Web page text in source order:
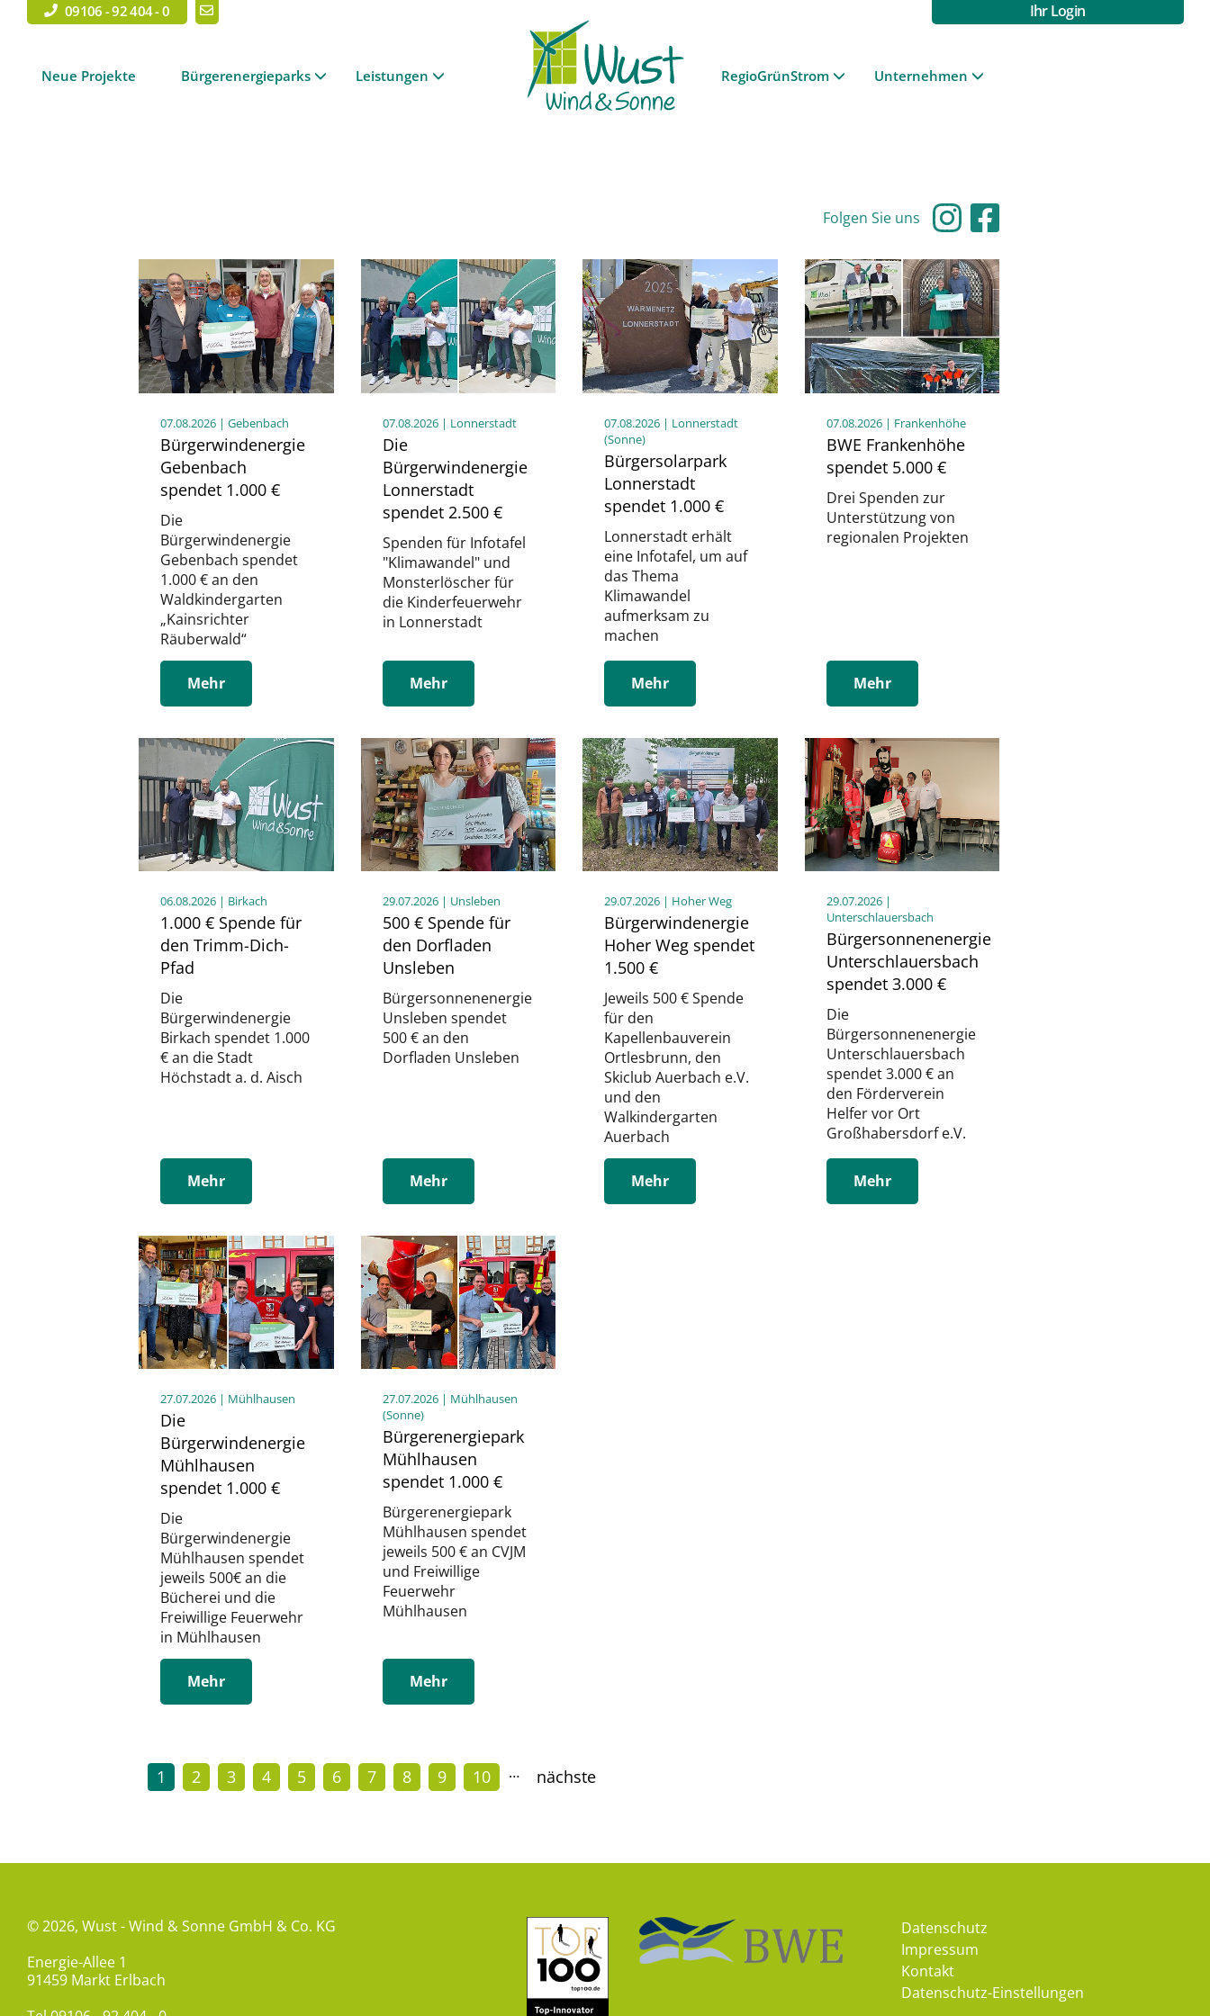
09106 - 92 404 - 0 Ihr Login
Neue Projekte Bürgerenergieparks Leistungen RegioGrünStrom Unternehmen
Folgen Sie uns
07.08.2026 | Gebenbach
Bürgerwindenergie
Gebenbach
spendet 1.000 €
Die
Bürgerwindenergie
Gebenbach spendet
1.000 € an den
Waldkindergarten
„Kainsrichter
Räuberwald“
Mehr
07.08.2026 | Lonnerstadt
Die
Bürgerwindenergie
Lonnerstadt
spendet 2.500 €
Spenden für Infotafel
"Klimawandel" und
Monsterlöscher für
die Kinderfeuerwehr
in Lonnerstadt
Mehr
07.08.2026 | Lonnerstadt
(Sonne)
Bürgersolarpark
Lonnerstadt
spendet 1.000 €
Lonnerstadt erhält
eine Infotafel, um auf
das Thema
Klimawandel
aufmerksam zu
machen
Mehr
07.08.2026 | Frankenhöhe
BWE Frankenhöhe
spendet 5.000 €
Drei Spenden zur
Unterstützung von
regionalen Projekten
Mehr
06.08.2026 | Birkach
1.000 € Spende für
den Trimm-Dich-
Pfad
Die
Bürgerwindenergie
Birkach spendet 1.000
€ an die Stadt
Höchstadt a. d. Aisch
Mehr
29.07.2026 | Unsleben
500 € Spende für
den Dorfladen
Unsleben
Bürgersonnenenergie
Unsleben spendet
500 € an den
Dorfladen Unsleben
Mehr
29.07.2026 | Hoher Weg
Bürgerwindenergie
Hoher Weg spendet
1.500 €
Jeweils 500 € Spende
für den
Kapellenbauverein
Ortlesbrunn, den
Skiclub Auerbach e.V.
und den
Walkindergarten
Auerbach
Mehr
29.07.2026 |
Unterschlauersbach
Bürgersonnenenergie
Unterschlauersbach
spendet 3.000 €
Die
Bürgersonnenenergie
Unterschlauersbach
spendet 3.000 € an
den Förderverein
Helfer vor Ort
Großhabersdorf e.V.
Mehr
27.07.2026 | Mühlhausen
Die
Bürgerwindenergie
Mühlhausen
spendet 1.000 €
Die
Bürgerwindenergie
Mühlhausen spendet
jeweils 500€ an die
Bücherei und die
Freiwillige Feuerwehr
in Mühlhausen
Mehr
27.07.2026 | Mühlhausen
(Sonne)
Bürgerenergiepark
Mühlhausen
spendet 1.000 €
Bürgerenergiepark
Mühlhausen spendet
jeweils 500 € an CVJM
und Freiwillige
Feuerwehr
Mühlhausen
Mehr
1 2 3 4 5 6 7 8 9 10 … nächste
© 2026, Wust - Wind & Sonne GmbH & Co. KG
Energie-Allee 1
91459 Markt Erlbach
Datenschutz
Impressum
Kontakt
Datenschutz-Einstellungen